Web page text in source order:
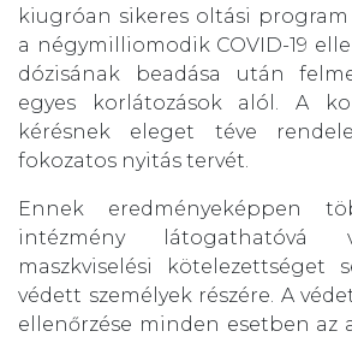
kiugróan sikeres oltási program
a négymilliomodik COVID-19
dózisának beadása után
egyes korlátozások alól. A
kérésnek eleget téve
fokozatos nyitás tervét.
Ennek eredményeképpen
intézmény látogathatóvá
maszkviselési kötelezettséget
védett személyek részére. A
ellenőrzése minden esetben az